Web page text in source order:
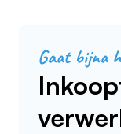
Gaat bijna